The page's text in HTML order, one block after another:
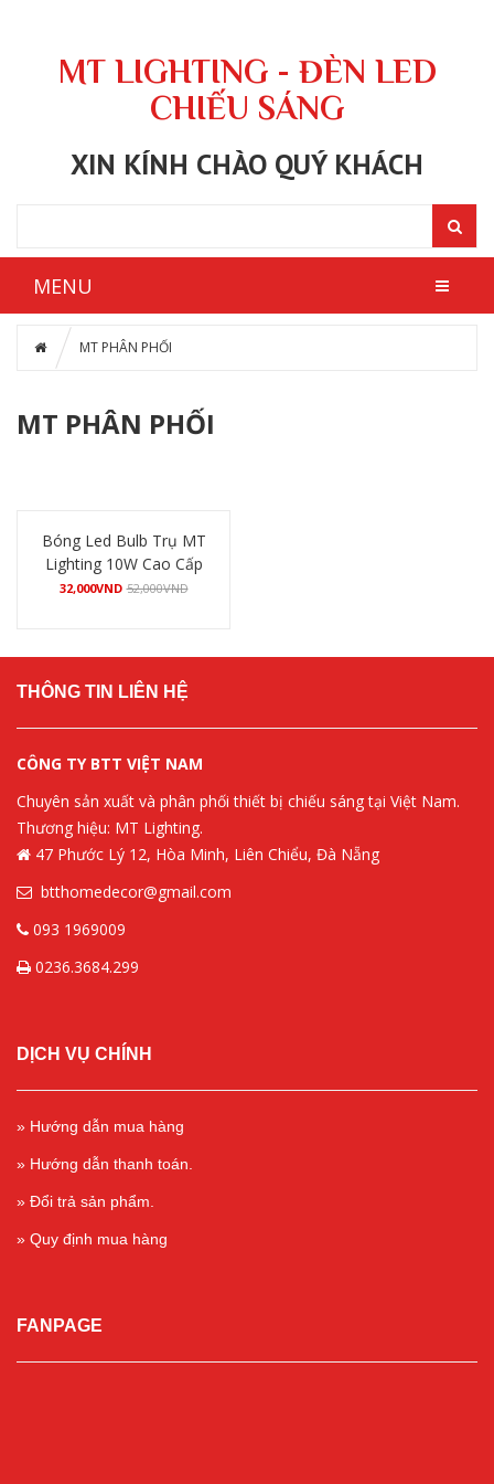
MT LIGHTING - ĐÈN LED
CHIẾU SÁNG
XIN KÍNH CHÀO QUÝ KHÁCH
MENU
MT PHÂN PHỐI
MT PHÂN PHỐI
Bóng Led Bulb Trụ MT
Lighting 10W Cao Cấp
32,000VND 52,000VND
THÔNG TIN LIÊN HỆ
CÔNG TY BTT VIỆT NAM
Chuyên sản xuất và phân phối thiết bị chiếu sáng tại Việt Nam.
Thương hiệu: MT Lighting.
47 Phước Lý 12, Hòa Minh, Liên Chiểu, Đà Nẵng
btthomedecor@gmail.com
093 1969009
0236.3684.299
DỊCH VỤ CHÍNH
» Hướng dẫn mua hàng
» Hướng dẫn thanh toán.
» Đổi trả sản phẩm.
» Quy định mua hàng
FANPAGE